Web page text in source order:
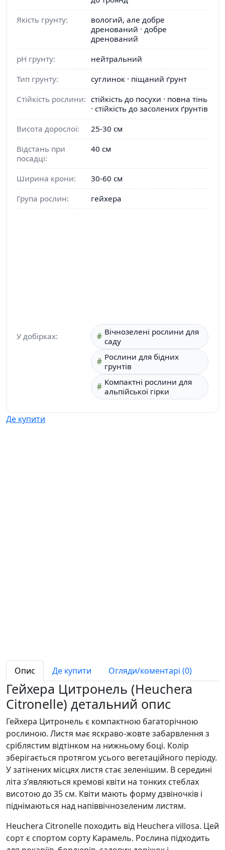
Якість грунту:
вологий, але добре
дренований · добре
дренований
pH грунту:
нейтральний
Тип грунту:
суглинок · піщаний ґрунт
Стійкість рослини: стійкість до посухи · повна тінь
· стійкість до засолених ґрунтів
Висота дорослої:
25-30 см
Відстань при
посадці:
40 см
Ширина крони:
30-60 см
Група рослин:
гейхера
У добірках:
Вічнозелені рослини для
саду
Рослини для бідних
грунтів
Компактні рослини для
альпійської гірки
Де купити
Опис Де купити Огляди/коментарі (0)
Гейхера Цитронель (Heuchera
Citronelle) детальний опис
Гейхера Цитронель є компактною багаторічною
рослиною. Листя має яскраво-жовте забарвлення з
сріблястим відтінком на нижньому боці. Колір
зберігається протягом усього вегетаційного періоду.
У затінених місцях листя стає зеленішим. В середині
літа з’являються кремові квіти на тонких стеблах
висотою до 35 см. Квіти мають форму дзвіночків і
піднімаються над напіввічнозеленим листям.
Heuchera Citronelle походить від Heuchera villosa. Цей
сорт є спортом сорту Карамель. Рослина підходить